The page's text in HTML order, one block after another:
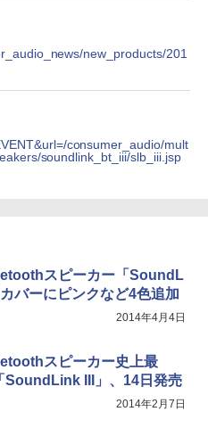
new_products/201
consumer_audio/mult
soundlink_bt_iii/slb_iii.jsp
スピーカー「SoundL
バーにピンクなど4色追加
2014年4月4日
スピーカー史上最
SoundLink III」、14日発売
2014年2月7日